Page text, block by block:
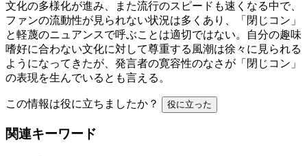
文化の多様化が進み、また流行のスピードも速くなる中で、
ファンの流動性が見られない状況は多くあり、「閉じコン」
と軽蔑のニュアンスで呼ぶことは適切ではない。自分の趣味
嗜好に合わない文化に対して尊重する風潮は徐々に見られる
ようになってきたが、発言者の寛容性のなさが「閉じコン」
の表現を生んでいるとも言える。
この情報は役に立ちましたか？ 役に立った
関連キーワード